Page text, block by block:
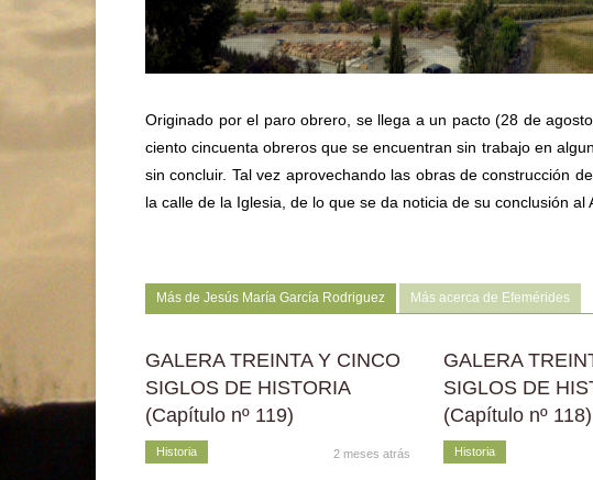
Originado por el paro obrero, se llega a un pacto (28 de
ciento cincuenta obreros que se encuentran sin trabajo en
sin concluir. Tal vez aprovechando las obras de construcción
la calle de la Iglesia, de lo que se da noticia de su conclusión
Más de Jesús María García Rodriguez Más acerca de Efemérides
GALERA TREINTA Y CINCO
SIGLOS DE HISTORIA
(Capítulo nº 119)
Historia 2 meses atrás
GALERA
SIGLOS DE
(Capítulo nº 118)
Historia